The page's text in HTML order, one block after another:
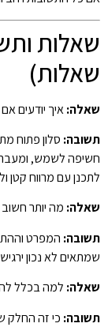
שאלות
שאלות)
שאלה:איך יודעים
תשובה: סלון פתוח
חשיפה לשמש,
לתכנן עם מרווח קטן
שאלה: מה יותר חשוב
תשובה: המפרט
שמתאים לא נכון ירגיש
שאלה: למה בכלל
תשובה: כי זה החלק